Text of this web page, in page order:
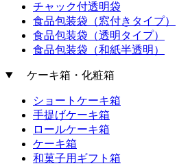
チャック付透明袋
食品包装袋（窓付きタイプ）
食品包装袋（透明タイプ）
食品包装袋（和紙半透明）
ケーキ箱・化粧箱
ショートケーキ箱
手提げケーキ箱
ロールケーキ箱
ケーキ箱
和菓子用ギフト箱